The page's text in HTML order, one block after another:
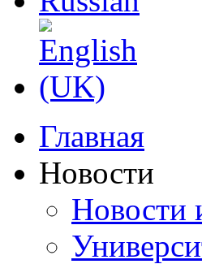
Главная
Новости
Новости